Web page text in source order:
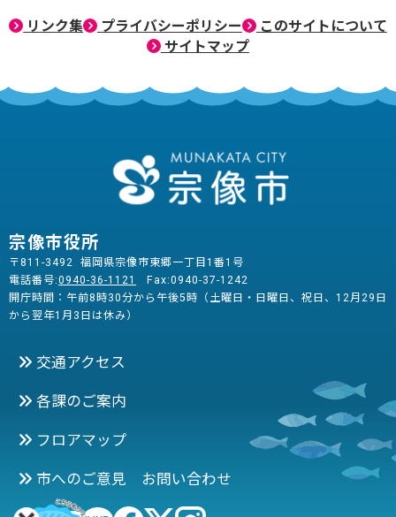
リンク集 プライバシーポリシー
このサイトについて
サイトマップ
宗像市役所
〒811-3492 福岡県宗像市東郷一丁目1番1号
電話番号:0940-36-1121
Fax:0940-37-1242
開庁時間：午前8時30分から午後5時（土曜日・日曜日、祝日、12月29日
から翌年1月3日は休み）
交通アクセス
各課のご案内
フロアマップ
市へのご意見 お問い合わせ